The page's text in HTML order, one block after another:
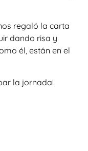
regaló la carta
dando risa y
él, están en el
la jornada!